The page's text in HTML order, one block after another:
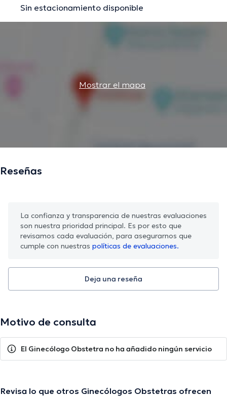
información verificada.
Sin estacionamiento disponible
Mostrar el mapa
Reseñas
La confianza y transparencia de nuestras evaluaciones
son nuestra prioridad principal. Es por esto que
revisamos cada evaluación, para asegurarnos que
cumple con nuestras políticas de evaluaciones.
Deja una reseña
Motivo de consulta
El Ginecólogo Obstetra no ha añadido ningún servicio
Revisa lo que otros Ginecólogos Obstetras ofrecen